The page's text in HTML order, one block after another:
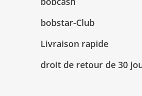
bobstar-Club
Livraison rapide
droit de retour de 30